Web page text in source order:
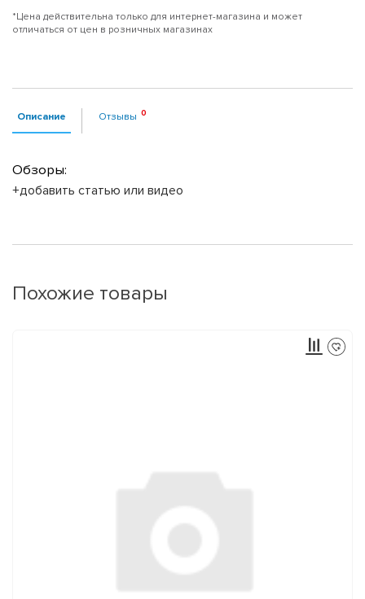
*Цена действительна только для интернет-магазина и может
отличаться от цен в розничных магазинах
Описание Отзывы
Обзоры:
+добавить статью или видео
Похожие товары